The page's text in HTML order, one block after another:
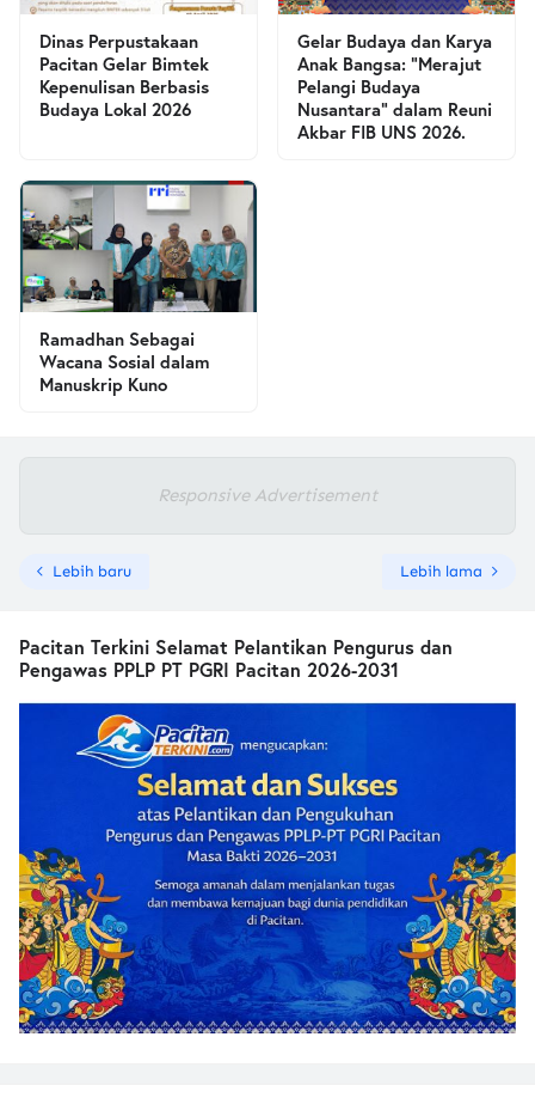
Dinas Perpustakaan
Pacitan Gelar Bimtek
Kepenulisan Berbasis
Budaya Lokal 2026
Gelar Budaya dan Karya
Anak Bangsa: “Merajut
Pelangi Budaya
Nusantara” dalam Reuni
Akbar FIB UNS 2026.
Ramadhan Sebagai
Wacana Sosial dalam
Manuskrip Kuno
Responsive Advertisement
Lebih baru Lebih lama
Pacitan Terkini Selamat Pelantikan Pengurus dan
Pengawas PPLP PT PGRI Pacitan 2026-2031